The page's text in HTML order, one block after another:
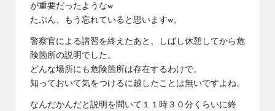
が重要だったようなw
たぶん、もう忘れていると思いますw。
警察官による講習を終えたあと、しばし休憩してから危
険箇所の説明でした。
どんな場所にも危険箇所は存在するわけで。
知っておいて気をつけるに越したことは無いですよね。
なんだかんだと説明を聞いて１１時３０分くらいに終